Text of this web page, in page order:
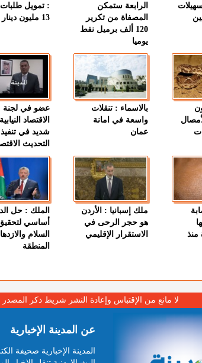
الرابعة ستمكن
المصفاة من تكرير
120 ألف برميل نفط
يوميا
: تمويل طلبات
13 مليون دينار
بالاسماء : تنقلات
واسعة في امانة
عمان
عضو في لجنة
الاقتصاد
شديد في
التحديث
إصابة
منذ
ملك إسبانيا : الأردن
هو حجر الرحى في
الاستقرار الإقليمي
الملك : حل
أساسي
السلام
المنطقة
لا مانع من الإقتباس وإعادة النشر شريط ذكر المصدر
عن المدينة الإخبارية
المدينة الإخبارية صحيفة